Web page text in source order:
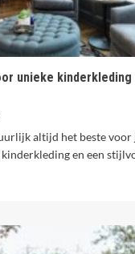
unieke
altijd het beste voor
en een